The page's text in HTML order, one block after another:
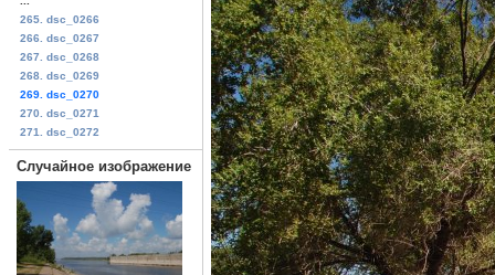
265. dsc_0266
266. dsc_0267
267. dsc_0268
268. dsc_0269
269. dsc_0270
270. dsc_0271
271. dsc_0272
Случайное изображение